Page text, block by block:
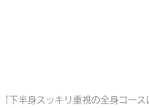
「下半身スッキリ重視の全身コー